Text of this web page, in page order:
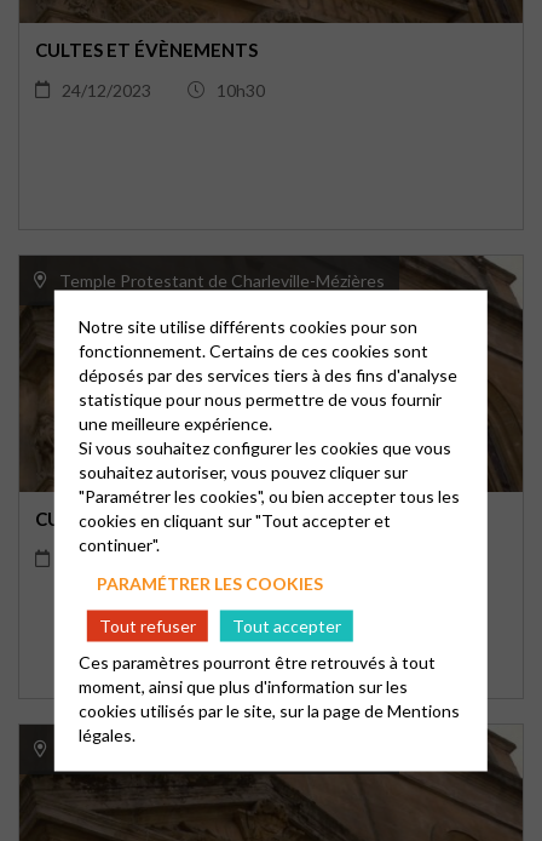
CULTES ET ÉVÈNEMENTS
24/12/2023 10h30
Temple Protestant de Charleville-Mézières
CULTES ET ÉVÈNEMENTS
Temple Protestant de Charleville-Mézières
Notre site utilise différents cookies pour son
fonctionnement. Certains de ces cookies sont
déposés par des services tiers à des fins d'analyse
statistique pour nous permettre de vous fournir
une meilleure expérience.
Si vous souhaitez configurer les cookies que vous
souhaitez autoriser, vous pouvez cliquer sur
"Paramétrer les cookies", ou bien accepter tous les
cookies en cliquant sur "Tout accepter et
continuer".
PARAMÉTRER LES COOKIES
Tout refuser
Tout accepter
Ces paramètres pourront être retrouvés à tout
moment, ainsi que plus d'information sur les
cookies utilisés par le site, sur la page deMentions
légales.